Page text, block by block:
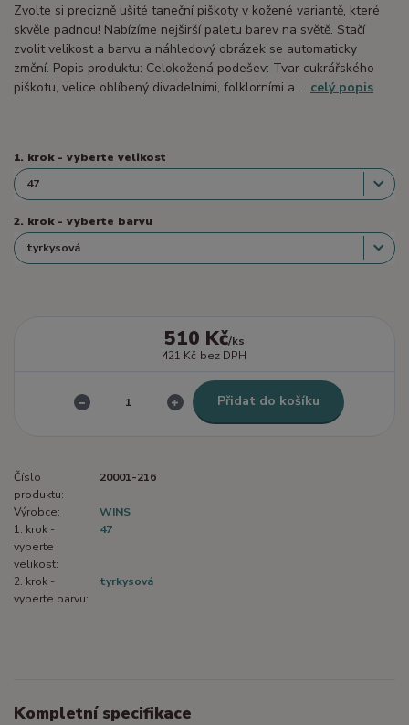
Zvolte si precizně ušité taneční piškoty v kožené variantě, které
skvěle padnou! Nabízíme nejširší paletu barev na světě. Stačí
zvolit velikost a barvu a náhledový obrázek se automaticky
změní. Popis produktu: Celokožená podešev: Tvar cukrářského
piškotu, velice oblíbený divadelními, folklorními a ... celý popis
1. krok - vyberte velikost
2. krok - vyberte barvu
510 Kč/ks
421 Kč bez DPH
Přidat do košíku
Číslo
produktu:
20001-216
Výrobce:
WINS
1. krok -
vyberte
velikost:
47
2. krok -
vyberte barvu:
tyrkysová
Kompletní specifikace